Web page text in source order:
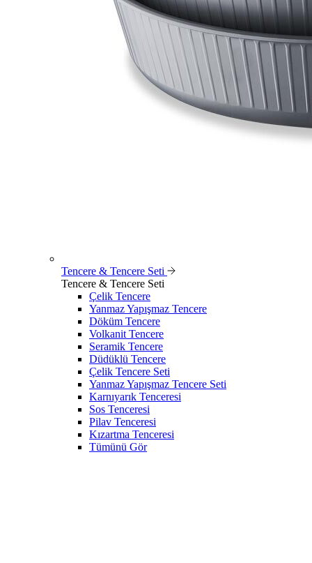
Tencere & Tencere Seti
Tencere & Tencere Seti
Çelik Tencere
Yanmaz Yapışmaz Tencere
Döküm Tencere
Volkanit Tencere
Seramik Tencere
Düdüklü Tencere
Çelik Tencere Seti
Yanmaz Yapışmaz Tencere Seti
Karnıyarık Tenceresi
Sos Tenceresi
Pilav Tenceresi
Kızartma Tenceresi
Tümünü Gör